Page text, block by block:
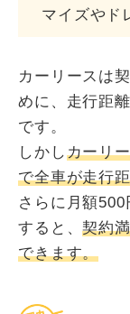
マイズやド
カーリースは
めに、走行距
です。
しかしカーリ
で全車が走行
さらに月額
すると、契約
できます。